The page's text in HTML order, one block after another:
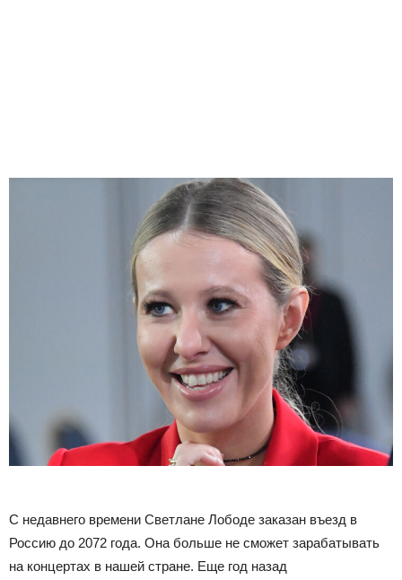
С недавнего времени Светлане Лободе заказан въезд в
Россию до 2072 года. Она больше не сможет зарабатывать
на концертах в нашей стране. Еще год назад